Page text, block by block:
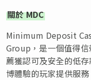
關於 MDC
Minimum Deposit
Group，是一個值得
薦獲認可及安全的低
博體驗的玩家提供服務